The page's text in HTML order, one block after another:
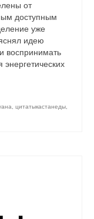
от
доступным
уже
идею
воспринимать
энергетических
цитатыкастанеды